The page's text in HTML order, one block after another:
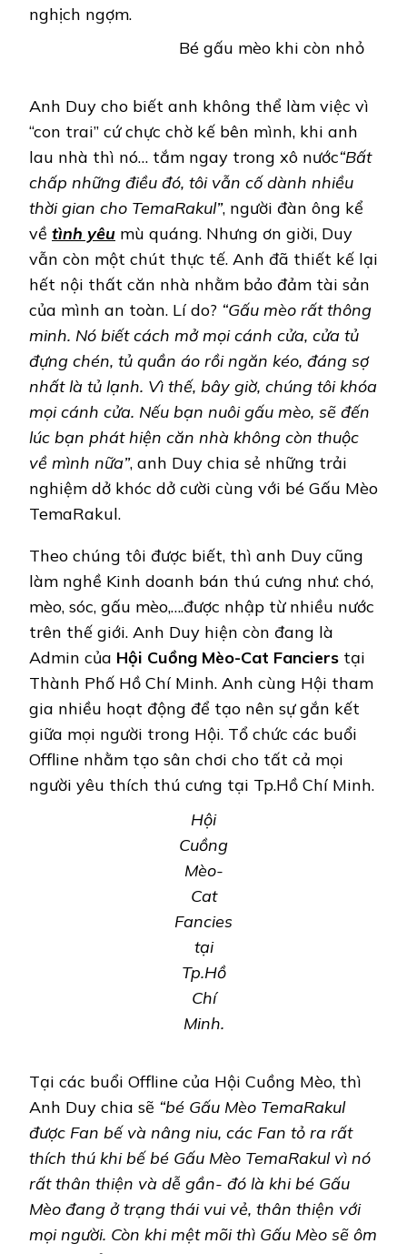
nghịch ngợm.
Bé gấu mèo khi còn nhỏ
Anh Duy cho biết anh không thể làm việc vì
“con trai” cứ chực chờ kế bên mình, khi anh
lau nhà thì nó… tắm ngay trong xô nước“Bất
chấp những điều đó, tôi vẫn cố dành nhiều
thời gian cho TemaRakul”, người đàn ông kể
về tình yêu mù quáng. Nhưng ơn giời, Duy
vẫn còn một chút thực tế. Anh đã thiết kế lại
hết nội thất căn nhà nhằm bảo đảm tài sản
của mình an toàn. Lí do? “Gấu mèo rất thông
minh. Nó biết cách mở mọi cánh cửa, cửa tủ
đựng chén, tủ quần áo rồi ngăn kéo, đáng sợ
nhất là tủ lạnh. Vì thế, bây giờ, chúng tôi khóa
mọi cánh cửa. Nếu bạn nuôi gấu mèo, sẽ đến
lúc bạn phát hiện căn nhà không còn thuộc
về mình nữa”, anh Duy chia sẻ những trải
nghiệm dở khóc dở cười cùng với bé Gấu Mèo
TemaRakul.
Theo chúng tôi được biết, thì anh Duy cũng
làm nghề Kinh doanh bán thú cưng như: chó,
mèo, sóc, gấu mèo,….được nhập từ nhiều nước
trên thế giới. Anh Duy hiện còn đang là
Admin của Hội Cuồng Mèo-Cat Fanciers tại
Thành Phố Hồ Chí Minh. Anh cùng Hội tham
gia nhiều hoạt động để tạo nên sự gắn kết
giữa mọi người trong Hội. Tổ chức các buổi
Offline nhằm tạo sân chơi cho tất cả mọi
người yêu thích thú cưng tại Tp.Hồ Chí Minh.
Hội
Cuồng
Mèo-
Cat
Fancies
tại
Tp.Hồ
Chí
Minh.
Tại các buổi Offline của Hội Cuồng Mèo, thì
Anh Duy chia sẽ “bé Gấu Mèo TemaRakul
được Fan bế và nâng niu, các Fan tỏ ra rất
thích thú khi bế bé Gấu Mèo TemaRakul vì nó
rất thân thiện và dễ gần- đó là khi bé Gấu
Mèo đang ở trạng thái vui vẻ, thân thiện với
mọi người. Còn khi mệt mõi thì Gấu Mèo sẽ ôm